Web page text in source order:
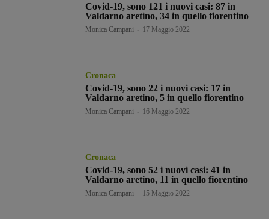
Covid-19, sono 121 i nuovi casi: 87 in
Valdarno aretino, 34 in quello fiorentino
Monica Campani 17 Maggio 2022
Cronaca
Covid-19, sono 22 i nuovi casi: 17 in
Valdarno aretino, 5 in quello fiorentino
Monica Campani 16 Maggio 2022
Cronaca
Covid-19, sono 52 i nuovi casi: 41 in
Valdarno aretino, 11 in quello fiorentino
Monica Campani 15 Maggio 2022